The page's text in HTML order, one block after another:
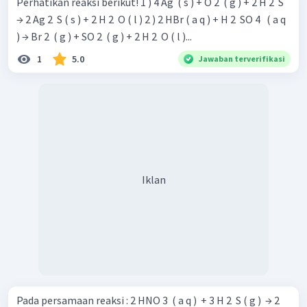
→ 2 Ag 2 ​ S ( s ) + 2 H 2 ​ O ( l ) 2 ) 2 HBr ( a q ) + H 2 ​ SO 4 ​ ​ ( a q
) → Br 2 ​ ( g ) + SO 2 ​ ( g ) + 2 H 2 ​ O ( l )...
1 5.0 Jawaban terverifikasi
Iklan
Pada persamaan reaksi : 2 HNO 3 ​ ( a q ) ​ + 3 H 2 ​ S ( g ) ​ → 2